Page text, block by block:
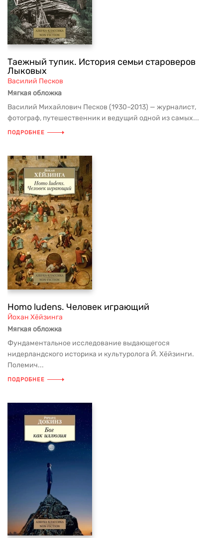
Таежный тупик. История семьи староверов
Лыковых
Василий Песков
Мягкая обложка
Василий Михайлович Песков (1930–2013) — журналист,
фотограф, путешественник и ведущий одной из самых...
ПОДРОБНЕЕ
Homo ludens. Человек играющий
Йохан Хёйзинга
Мягкая обложка
Фундаментальное исследование выдающегося
нидерландского историка и культуролога Й. Хёйзинги.
Полемич...
ПОДРОБНЕЕ